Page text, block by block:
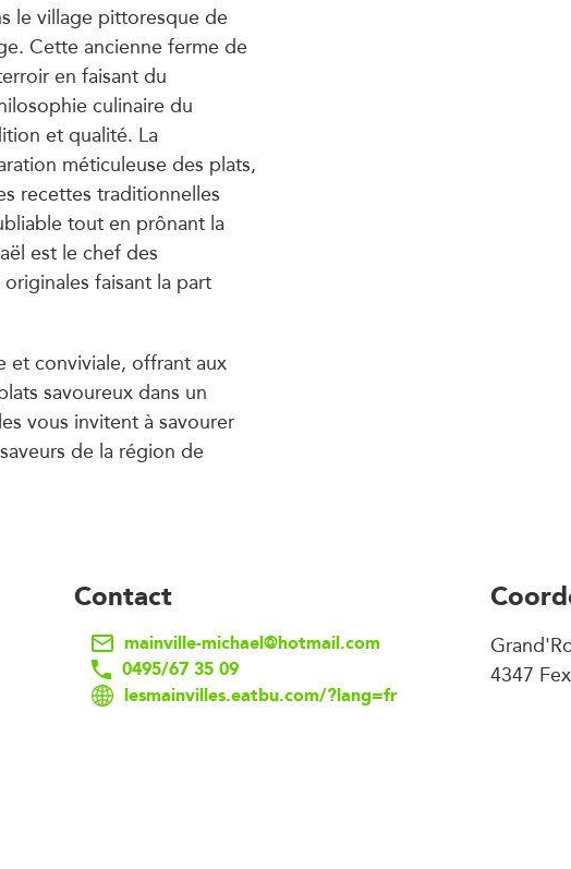
le village pittoresque de
Cette ancienne ferme de
en faisant du
culinaire du
et qualité. La
méticuleuse des plats,
recettes traditionnelles
tout en prônant la
est le chef des
faisant la part
et conviviale, offrant aux
savoureux dans un
vous invitent à savourer
de la région de
Contact
mainville-michael@hotmail.com
0495/67 35 09
lesmainvilles.eatbu.com/?lang=fr
4347